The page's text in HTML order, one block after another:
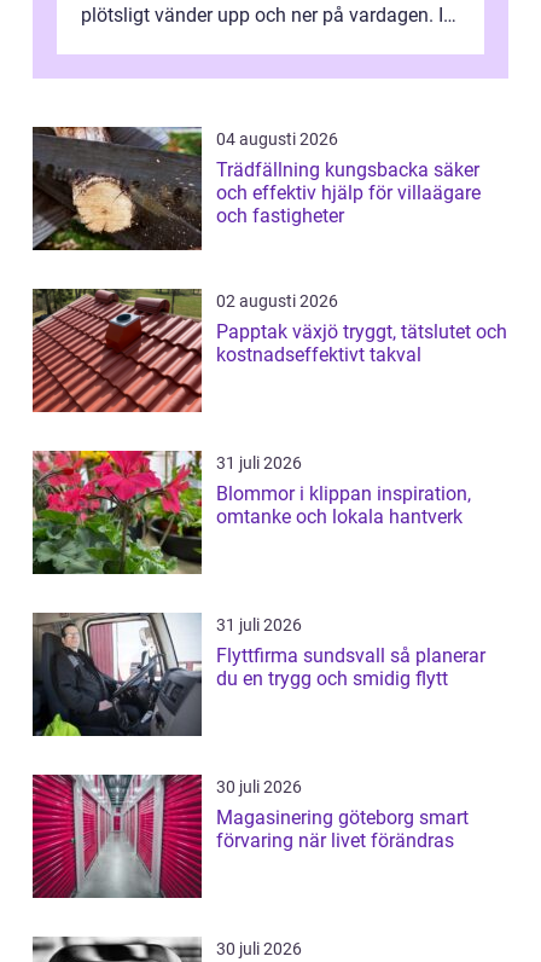
plötsligt vänder upp och ner på vardagen. I
04 augusti 2026
Trädfällning kungsbacka säker
och effektiv hjälp för villaägare
och fastigheter
02 augusti 2026
Papptak växjö tryggt, tätslutet och
kostnadseffektivt takval
31 juli 2026
Blommor i klippan inspiration,
omtanke och lokala hantverk
31 juli 2026
Flyttfirma sundsvall så planerar
du en trygg och smidig flytt
30 juli 2026
Magasinering göteborg smart
förvaring när livet förändras
30 juli 2026